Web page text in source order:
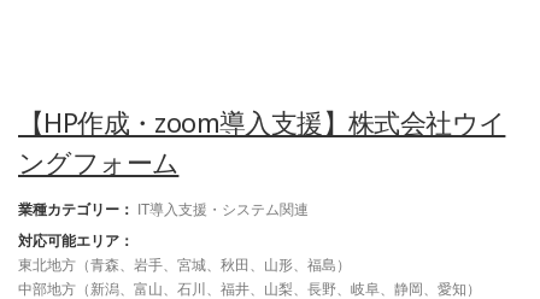
【HP作成・zoom導入支援】株式会社ウイ
ングフォーム
業種カテゴリー：
IT導入支援・システム関連
対応可能エリア：
東北地方（青森、岩手、宮城、秋田、山形、福島）
中部地方（新潟、富山、石川、福井、山梨、長野、岐阜、静岡、愛知）